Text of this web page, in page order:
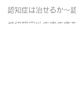
認知症は治せるか～
神経障害性疼痛疼痛